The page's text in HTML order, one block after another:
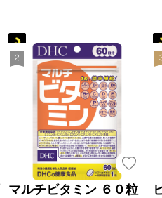
マルチビタミン ６０粒